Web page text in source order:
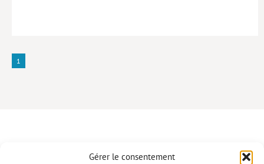
Gérer le consentement
1